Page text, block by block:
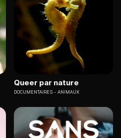
Queer par nature
DOCUMENTAIRES ANIMAUX